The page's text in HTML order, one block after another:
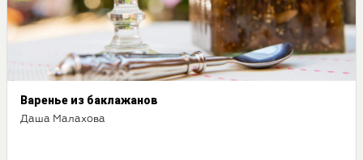
Варенье из баклажанов
Даша Малахова